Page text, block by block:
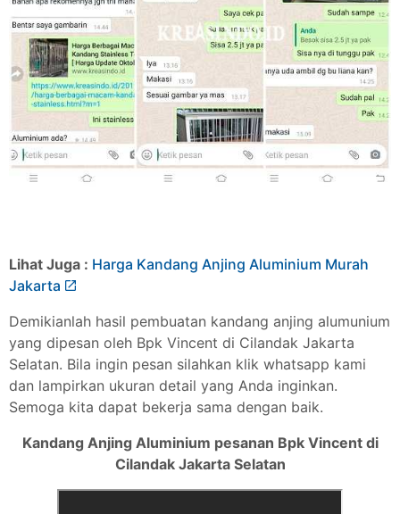
Lihat Juga : Harga Kandang Anjing Aluminium Murah
Jakarta
Demikianlah hasil pembuatan kandang anjing alumunium
yang dipesan oleh Bpk Vincent di Cilandak Jakarta
Selatan. Bila ingin pesan silahkan klik whatsapp kami
dan lampirkan ukuran detail yang Anda inginkan.
Semoga kita dapat bekerja sama dengan baik.
Kandang Anjing Aluminium pesanan Bpk Vincent di
Cilandak Jakarta Selatan